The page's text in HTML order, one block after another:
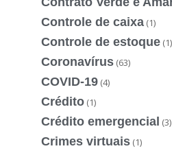
Controle de caixa (1)
Controle de estoque (1)
Coronavírus (63)
COVID-19 (4)
Crédito (1)
Crédito emergencial (3)
Crimes virtuais (1)